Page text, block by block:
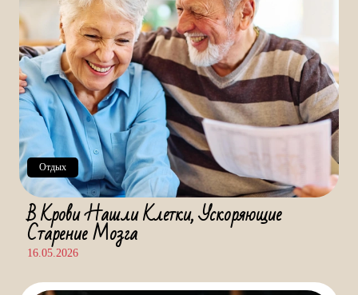
Отдых
В Крови Нашли Клетки, Ускоряющие
Старение Мозга
16.05.2026